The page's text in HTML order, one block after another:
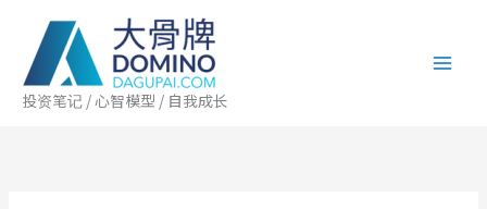
投资笔记 / 心智模型 / 自我成长